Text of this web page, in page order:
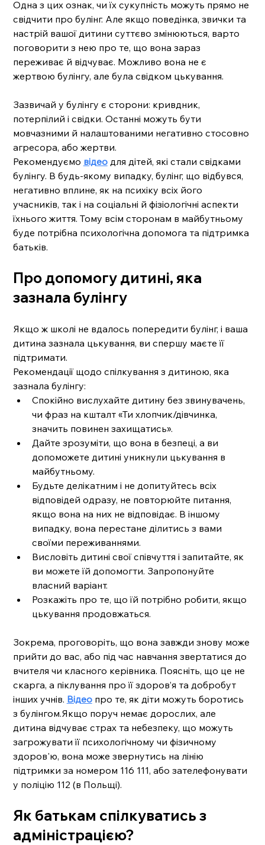
Одна з цих ознак, чи їх сукупність можуть прямо не
свідчити про булінг. Але якщо поведінка, звички та
настрій вашої дитини суттєво змінюються, варто
поговорити з нею про те, що вона зараз
переживає й відчуває. Можливо вона не є
жертвою булінгу, але була свідком цькування.
Зазвичай у булінгу є сторони: кривдник,
потерпілий і свідки. Останні можуть бути
мовчазними й налаштованими негативно стосовно
агресора, або жертви.
Рекомендуємо відео для дітей, які стали свідками
булінгу. В будь-якому випадку, булінг, що відбувся,
негативно вплине, як на психіку всіх його
учасників, так і на соціальні й фізіологічні аспекти
їхнього життя. Тому всім сторонам в майбутньому
буде потрібна психологічна допомога та підтримка
батьків.
Про допомогу дитині, яка
зазнала булінгу
Якщо ж школі не вдалось попередити булінг, і ваша
дитина зазнала цькування, ви спершу маєте її
підтримати.
Рекомендації щодо спілкування з дитиною, яка
зазнала булінгу:
Спокійно вислухайте дитину без звинувачень,
чи фраз на кшталт «Ти хлопчик/дівчинка,
значить повинен захищатись».
Дайте зрозуміти, що вона в безпеці, а ви
допоможете дитині уникнули цькування в
майбутньому.
Будьте делікатним і не допитуйтесь всіх
відповідей одразу, не повторюйте питання,
якщо вона на них не відповідає. В іншому
випадку, вона перестане ділитись з вами
своїми переживаннями.
Висловіть дитині свої співчуття і запитайте, як
ви можете їй допомогти. Запропонуйте
власний варіант.
Розкажіть про те, що їй потрібно робити, якщо
цькування продовжаться.
Зокрема, проговоріть, що вона завжди знову може
прийти до вас, або під час навчання звертатися до
вчителя чи класного керівника. Поясніть, що це не
скарга, а піклування про її здоров’я та добробут
інших учнів. Відео про те, як діти можуть боротись
з булінгом.Якщо поруч немає дорослих, але
дитина відчуває страх та небезпеку, що можуть
загрожувати її психологічному чи фізичному
здоров'ю, вона може звернутись на лінію
підтримки за номером 116 111, або зателефонувати
у поліцію 112 (в Польщі).
Як батькам спілкуватись з
адміністрацією?